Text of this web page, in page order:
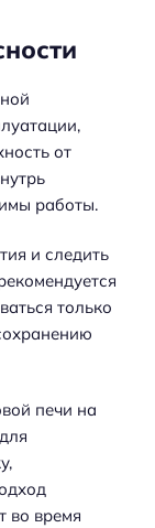
от
работы.
и следить
только
печи на
во время